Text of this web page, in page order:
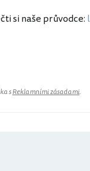
si naše průvodce:
sReklamními zásadami.